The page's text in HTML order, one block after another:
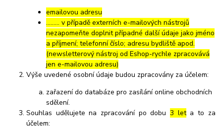
emailovou adresu
……… v případě externích e-mailových nástrojů
nezapomeňte doplnit případné další údaje jako jméno
a příjmení; telefonní číslo; adresu bydliště apod.
(newsletterový nástroj od Eshop-rychle zpracovává
jen e-mailovou adresu)
Výše uvedené osobní údaje budou zpracovány za účelem:
zařazení do databáze pro zasílání online obchodních
sdělení.
Souhlas udělujete na zpracování po dobu3 leta to za
účelem: